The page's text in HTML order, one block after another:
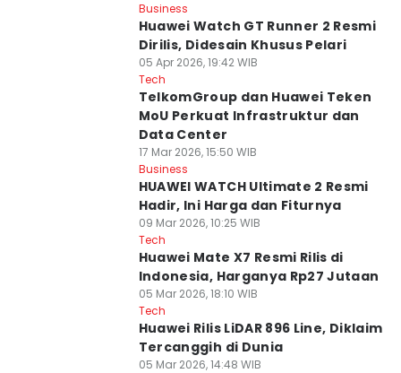
Business
Huawei Watch GT Runner 2 Resmi
Dirilis, Didesain Khusus Pelari
05 Apr 2026, 19:42 WIB
Tech
TelkomGroup dan Huawei Teken
MoU Perkuat Infrastruktur dan
Data Center
17 Mar 2026, 15:50 WIB
Business
HUAWEI WATCH Ultimate 2 Resmi
Hadir, Ini Harga dan Fiturnya
09 Mar 2026, 10:25 WIB
Tech
Huawei Mate X7 Resmi Rilis di
Indonesia, Harganya Rp27 Jutaan
05 Mar 2026, 18:10 WIB
Tech
Huawei Rilis LiDAR 896 Line, Diklaim
Tercanggih di Dunia
05 Mar 2026, 14:48 WIB